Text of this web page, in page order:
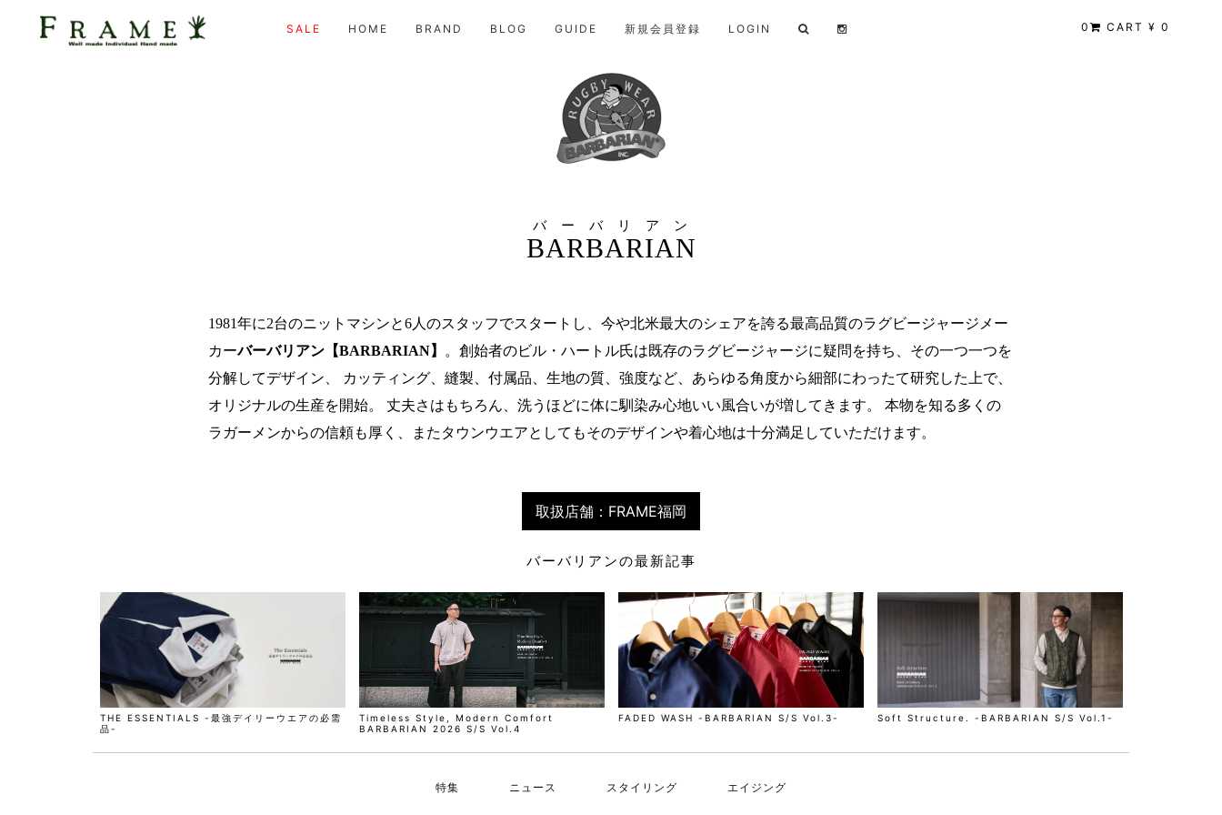
SALE HOME BRAND BLOG GUIDE 新規会員登録 LOGIN 0 CART ¥ 0
BARBARIAN
バーバリアン
1981年に2台のニットマシンと6人のスタッフでスタートし、今や北米最大のシェアを誇る最高品質のラグビージャージメー
カーバーバリアン【BARBARIAN】
。創始者のビル・ハートル氏は既存のラグビージャージに疑問を持ち、その一つ一つを
分解してデザイン、 カッティング、縫製、付属品、生地の質、強度など、あらゆる角度から細部にわったて研究した上で、
オリジナルの生産を開始。 丈夫さはもちろん、洗うほどに体に馴染み心地いい風合いが増してきます。 本物を知る多くの
ラガーメンからの信頼も厚く、またタウンウエアとしてもそのデザインや着心地は十分満足していただけます。
取扱店舗：FRAME福岡
バーバリアンの最新記事
THE ESSENTIALS -最強デイリーウエアの必需
品-
Timeless Style, Modern Comfort
BARBARIAN 2026 S/S Vol.4
FADED WASH -BARBARIAN S/S Vol.3- Soft Structure. -BARBARIAN S/S Vol.1-
特集 ニュース スタイリング エイジング